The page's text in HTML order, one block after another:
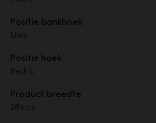
Positie bankhoek
Links
Positie hoek
Rechts
Product breedte
284 cm